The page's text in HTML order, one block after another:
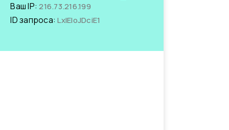
Ваш IP:216.73.216.199
ID запроса:LxIEIoJDciE1